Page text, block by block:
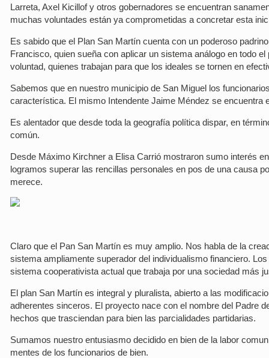
Larreta, Axel Kicillof y otros gobernadores se encuentran
muchas voluntades están ya comprometidas a concretar esta
Es sabido que el Plan San Martín cuenta con un poderoso
Francisco, quien sueña con aplicar un sistema análogo en todo
voluntad, quienes trabajan para que los ideales se tornen en
Sabemos que en nuestro municipio de San Miguel los
característica. El mismo Intendente Jaime Méndez se encuentra
Es alentador que desde toda la geografía política dispar, en
común.
Desde Máximo Kirchner a Elisa Carrió mostraron sumo interés
logramos superar las rencillas personales en pos de una causa
merece.
Claro que el Pan San Martín es muy amplio. Nos habla de la
sistema ampliamente superador del individualismo financiero.
sistema cooperativista actual que trabaja por una sociedad más
El plan San Martín es integral y pluralista, abierto a las
adherentes sinceros. El proyecto nace con el nombre del Padre
hechos que trasciendan para bien las parcialidades partidarias.
Sumamos nuestro entusiasmo decidido en bien de la labor
mentes de los funcionarios de bien.